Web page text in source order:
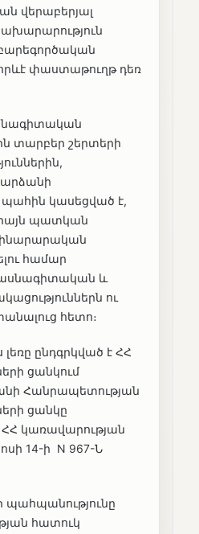
վերաբերյալ
փաստաթուղթ դեռ
տարբեր շերտերի
պահին կասեցված է,
պատկան
համար
և
ու
հետո։
ընդգրկված է ՀՀ
ցանկում
Հանրապետության
ցանկը
կառավարության
14-ի N 967-Ն
պահպանությունը
հատուկ